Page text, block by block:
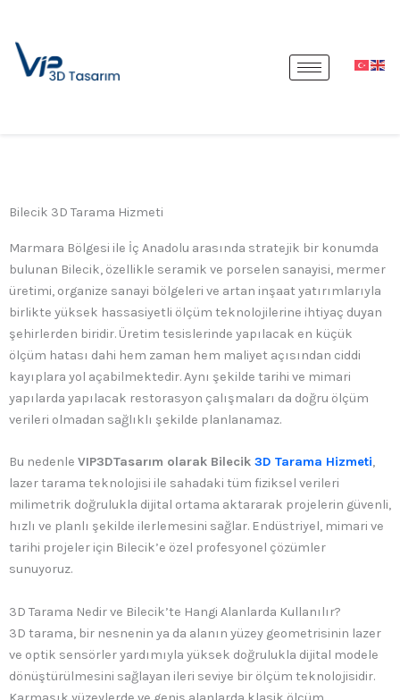
Bilecik 3D Tarama Hizmeti
Marmara Bölgesi ile İç Anadolu arasında stratejik bir konumda
bulunan Bilecik, özellikle seramik ve porselen sanayisi, mermer
üretimi, organize sanayi bölgeleri ve artan inşaat yatırımlarıyla
birlikte yüksek hassasiyetli ölçüm teknolojilerine ihtiyaç duyan
şehirlerden biridir. Üretim tesislerinde yapılacak en küçük
ölçüm hatası dahi hem zaman hem maliyet açısından ciddi
kayıplara yol açabilmektedir. Aynı şekilde tarihi ve mimari
yapılarda yapılacak restorasyon çalışmaları da doğru ölçüm
verileri olmadan sağlıklı şekilde planlanamaz.
Bu nedenle VIP3DTasarım olarak Bilecik 3D Tarama Hizmeti,
lazer tarama teknolojisi ile sahadaki tüm fiziksel verileri
milimetrik doğrulukla dijital ortama aktararak projelerin güvenli,
hızlı ve planlı şekilde ilerlemesini sağlar. Endüstriyel, mimari ve
tarihi projeler için Bilecik’e özel profesyonel çözümler
sunuyoruz.
3D Tarama Nedir ve Bilecik’te Hangi Alanlarda Kullanılır?
3D tarama, bir nesnenin ya da alanın yüzey geometrisinin lazer
ve optik sensörler yardımıyla yüksek doğrulukla dijital modele
dönüştürülmesini sağlayan ileri seviye bir ölçüm teknolojisidir.